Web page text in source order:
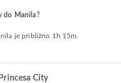
do Manila?
je približno 1h 15m.
City